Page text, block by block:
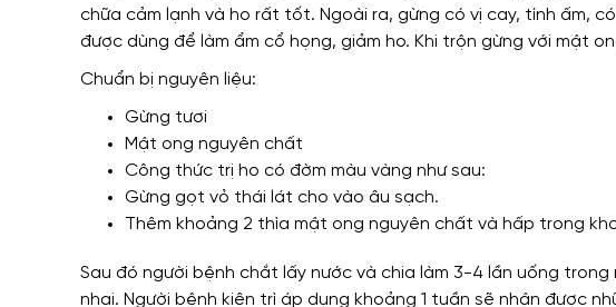
chữa cảm lạnh và ho rất tốt. Ngoài ra, gừng có vị cay, tính ấm,
được dùng để làm ẩm cổ họng, giảm ho. Khi trộn gừng với mật
Chuẩn bị nguyên liệu:
Gừng tươi
Mật ong nguyên chất
Công thức trị ho có đờm màu vàng như sau:
Gừng gọt vỏ thái lát cho vào âu sạch.
Thêm khoảng 2 thìa mật ong nguyên chất và hấp trong
Sau đó người bệnh chắt lấy nước và chia làm 3-4 lần uống
nhai. Người bệnh kiên trì áp dụng khoảng 1 tuần sẽ nhận được